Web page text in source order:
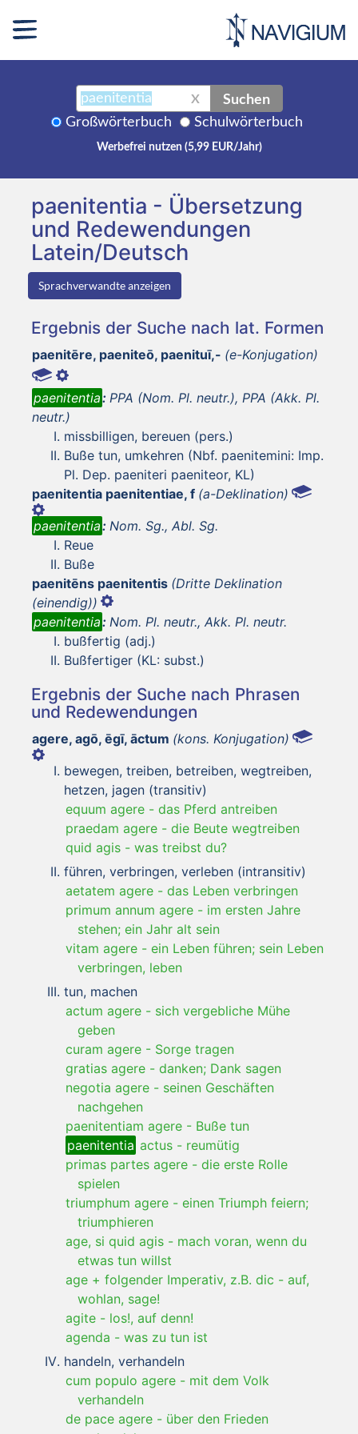
X Suchen
Großwörterbuch Schulwörterbuch
Werbefrei nutzen (5,99 EUR/Jahr)
paenitentia - Übersetzung
und Redewendungen
Latein/Deutsch
Sprachverwandte anzeigen
Ergebnis der Suche nach lat. Formen
paenitēre, paeniteō, paenituī,- (e-Konjugation)
paenitentia: PPA (Nom. Pl. neutr.), PPA (Akk. Pl.
neutr.)
missbilligen, bereuen (pers.)
Buße tun, umkehren (Nbf. paenitemini: Imp.
Pl. Dep. paeniteri paeniteor, KL)
paenitentia paenitentiae, f (a-Deklination)
paenitentia: Nom. Sg., Abl. Sg.
Reue
Buße
paenitēns paenitentis (Dritte Deklination
(einendig))
paenitentia: Nom. Pl. neutr., Akk. Pl. neutr.
bußfertig (adj.)
Bußfertiger (KL: subst.)
Ergebnis der Suche nach Phrasen
und Redewendungen
agere, agō, ēgī, āctum (kons. Konjugation)
bewegen, treiben, betreiben, wegtreiben,
hetzen, jagen (transitiv)
equum agere - das Pferd antreiben
praedam agere - die Beute wegtreiben
quid agis - was treibst du?
führen, verbringen, verleben (intransitiv)
aetatem agere - das Leben verbringen
primum annum agere - im ersten Jahre
stehen; ein Jahr alt sein
vitam agere - ein Leben führen; sein Leben
verbringen, leben
tun, machen
actum agere - sich vergebliche Mühe
geben
curam agere - Sorge tragen
gratias agere - danken; Dank sagen
negotia agere - seinen Geschäften
nachgehen
paenitentiam agere - Buße tun
paenitentia actus - reumütig
primas partes agere - die erste Rolle
spielen
triumphum agere - einen Triumph feiern;
triumphieren
age, si quid agis - mach voran, wenn du
etwas tun willst
age + folgender Imperativ, z.B. dic - auf,
wohlan, sage!
agite - los!, auf denn!
agenda - was zu tun ist
handeln, verhandeln
cum populo agere - mit dem Volk
verhandeln
de pace agere - über den Frieden